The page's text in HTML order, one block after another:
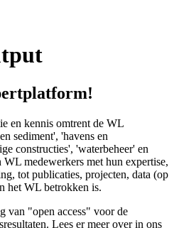
en kennis omtrent de WL
sediment', 'havens en
constructies', 'waterbeheer' en
medewerkers met hun expertise,
tot publicaties, projecten, data (op
het WL betrokken is.
van "open access" voor de
Lees er meer over in ons